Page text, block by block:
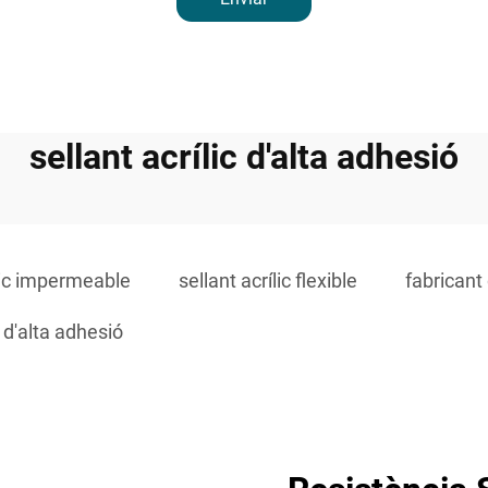
sellant acrílic d'alta adhesió
impermeable sellant acrílic flexible fabricant
adhesió